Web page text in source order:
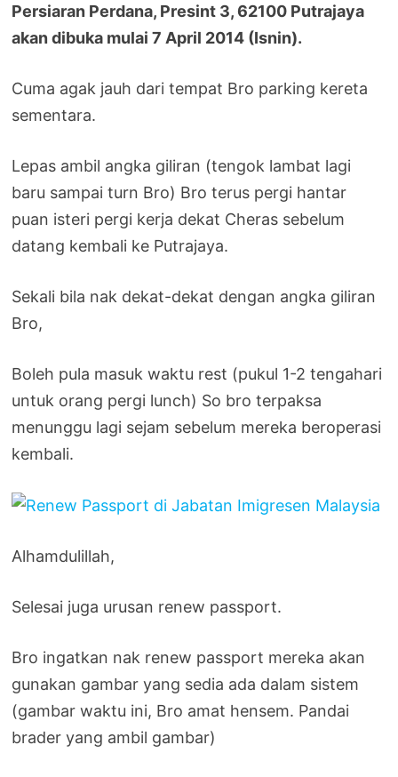
Persiaran Perdana, Presint 3, 62100 Putrajaya
akan dibuka mulai 7 April 2014 (Isnin).
Cuma agak jauh dari tempat Bro parking kereta
sementara.
Lepas ambil angka giliran (tengok lambat lagi
baru sampai turn Bro) Bro terus pergi hantar
puan isteri pergi kerja dekat Cheras sebelum
datang kembali ke Putrajaya.
Sekali bila nak dekat-dekat dengan angka giliran
Bro,
Boleh pula masuk waktu rest (pukul 1-2 tengahari
untuk orang pergi lunch) So bro terpaksa
menunggu lagi sejam sebelum mereka beroperasi
kembali.
Alhamdulillah,
Selesai juga urusan renew passport.
Bro ingatkan nak renew passport mereka akan
gunakan gambar yang sedia ada dalam sistem
(gambar waktu ini, Bro amat hensem. Pandai
brader yang ambil gambar)